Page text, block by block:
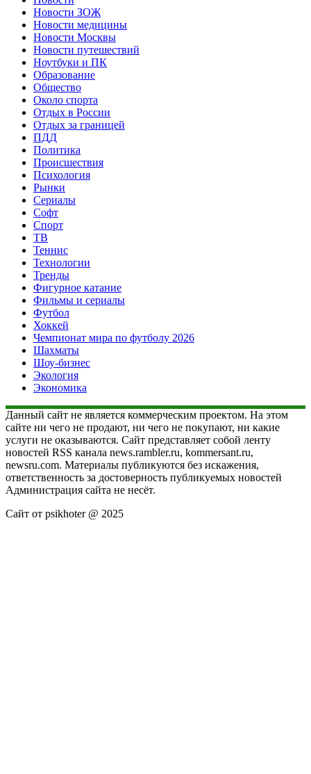
Новости ЗОЖ
Новости медицины
Новости Москвы
Новости путешествий
Ноутбуки и ПК
Образование
Общество
Около спорта
Отдых в России
Отдых за границей
ПДД
Политика
Происшествия
Психология
Рынки
Сериалы
Софт
Спорт
ТВ
Теннис
Технологии
Тренды
Фигурное катание
Фильмы и сериалы
Футбол
Хоккей
Чемпионат мира по футболу 2026
Шахматы
Шоу-бизнес
Экология
Экономика
Данный сайт не является коммерческим проектом. На этом
сайте ни чего не продают, ни чего не покупают, ни какие
услуги не оказываются. Сайт представляет собой ленту
новостей RSS канала news.rambler.ru, kommersant.ru,
newsru.com. Материалы публикуются без искажения,
ответственность за достоверность публикуемых новостей
Администрация сайта не несёт.
Сайт от psikhoter @ 2025